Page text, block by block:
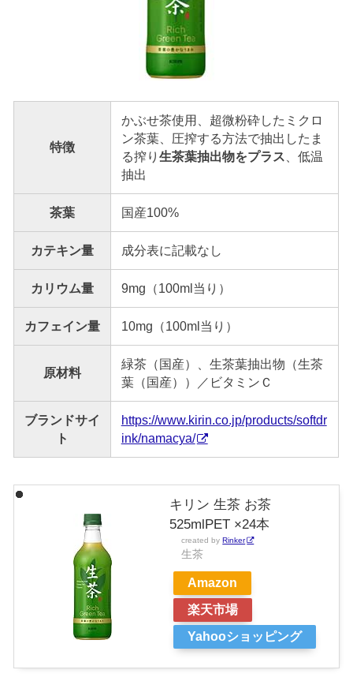
特徴
かぶせ茶使用、超微粉砕したミクロ
ン茶葉、圧搾する方法で抽出したま
る搾り 生茶葉抽出物をプラス 、低温
抽出
茶葉 国産100%
カテキン量 成分表に記載なし
カリウム量 9mg（100ml当り）
カフェイン量 10mg（100ml当り）
原材料
緑茶（国産）、生茶葉抽出物（生茶
葉（国産））／ビタミンＣ
ブランドサイ
ト
https://www.kirin.co.jp/products/softdr
ink/namacya/
キリン 生茶 お茶
525mlPET ×24本
created by Rinker
生茶
Amazon
楽天市場
Yahooショッピング